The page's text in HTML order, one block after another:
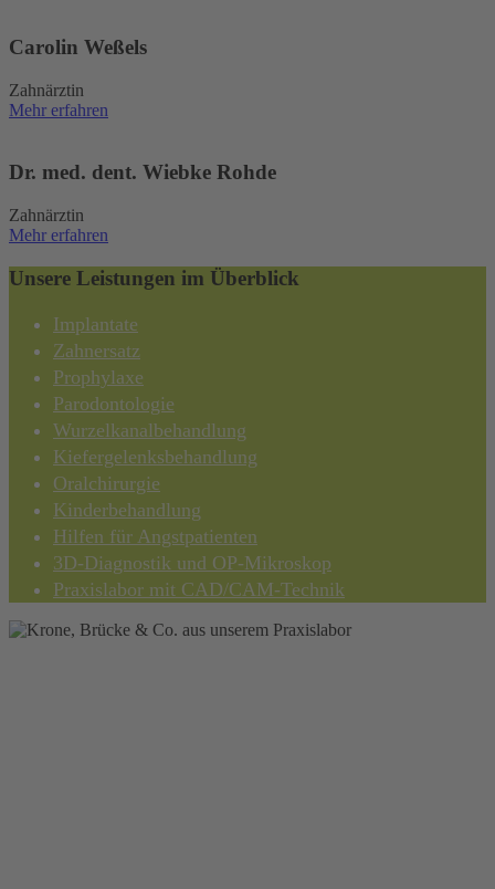
Carolin Weßels
Zahnärztin
Mehr erfahren
Dr. med. dent. Wiebke Rohde
Zahnärztin
Mehr erfahren
Unsere Leistungen im Überblick
Implantate
Zahnersatz
Prophylaxe
Parodontologie
Wurzelkanalbehandlung
Kiefergelenksbehandlung
Oralchirurgie
Kinderbehandlung
Hilfen für Angstpatienten
3D-Diagnostik und OP-Mikroskop
Praxislabor mit CAD/CAM-Technik